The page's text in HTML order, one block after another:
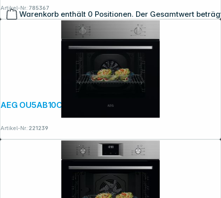
Warenkorb enthält 0 Positionen. Der Gesamtwert
Artikel-Nr.:785367
AEG OU5AB10CM Serie 5000
Artikel-Nr.:221239